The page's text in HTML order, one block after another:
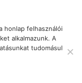
Cloud Web Design
honlap felhasználói
alkalmazunk. A
tudomásul